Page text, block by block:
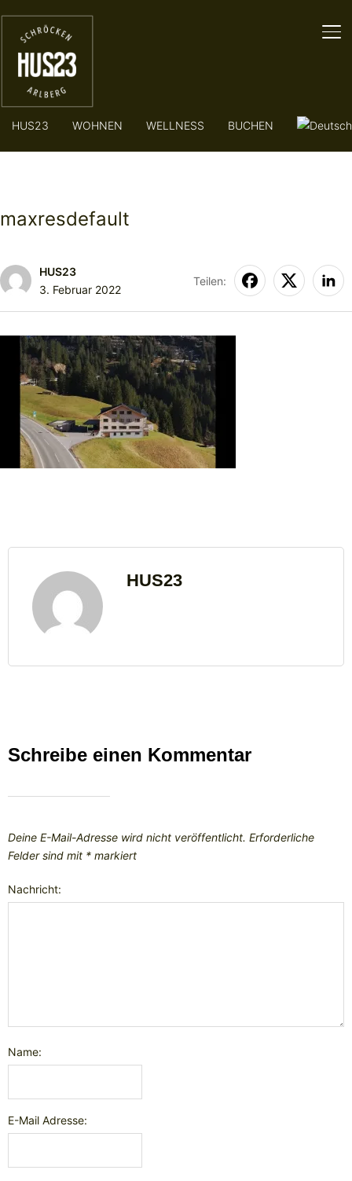
HUS23 WOHNEN WELLNESS BUCHEN
maxresdefault
HUS23
3. Februar 2022
Teilen:
HUS23
Schreibe einen Kommentar
Deine E-Mail-Adresse wird nicht veröffentlicht. Erforderliche
Felder sind mit * markiert
Nachricht:
Name:
E-Mail Adresse: